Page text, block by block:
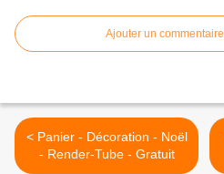
Ajouter un commentaire
< Panier - Décoration - Noël
- Render-Tube - Gratuit